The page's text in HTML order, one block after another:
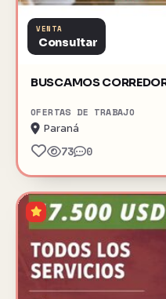
VENTA
Consultar
BUSCAMOS
OFERTAS DE TRABAJO
Paraná
73 0